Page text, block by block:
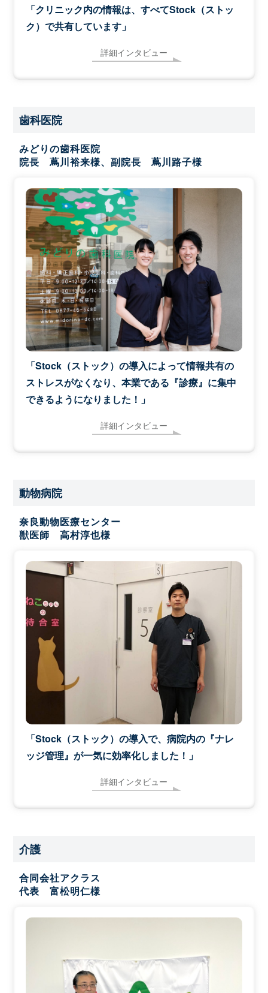
「クリニック内の情報は、すべてStock（ストッ
ク）で共有しています」
詳細インタビュー
歯科医院
みどりの歯科医院
院長 蔦川裕来様、副院長 蔦川路子様
「Stock（ストック）の導入によって情報共有の
ストレスがなくなり、本業である『診療』に集中
できるようになりました！」
詳細インタビュー
動物病院
奈良動物医療センター
獣医師 高村淳也様
「Stock（ストック）の導入で、病院内の『ナレ
ッジ管理』が一気に効率化しました！」
詳細インタビュー
介護
合同会社アクラス
代表 富松明仁様